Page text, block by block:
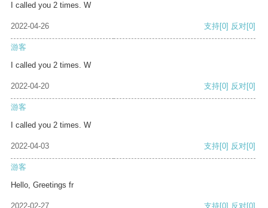
I called you 2 times. W
2022-04-26 支持[0] 反对[0]
游客
I called you 2 times. W
2022-04-20 支持[0] 反对[0]
游客
I called you 2 times. W
2022-04-03 支持[0] 反对[0]
游客
Hello, Greetings fr
2022-02-27 支持[0] 反对[0]